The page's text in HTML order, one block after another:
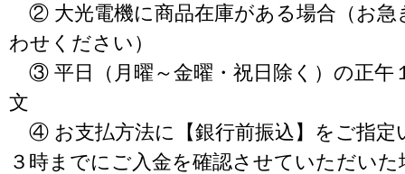
② 大光電機に商品在庫がある場合（お急
わせください）
③ 平日（月曜～金曜・祝日除く）の正午
文
④ お支払方法に【銀行前振込】をご指定
３時までにご入金を確認させていただいた